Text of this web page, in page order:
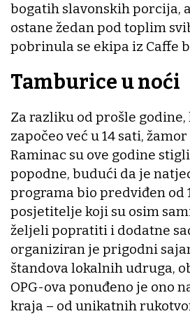
bogatih slavonskih porcija,
ostane žedan pod toplim
pobrinula se ekipa iz Caffe
Tamburice u noći
Za razliku od prošle
započeo već u 14 sati,
Raminac su ove godine
popodne, budući da je
programa bio predviđen od
posjetitelje koji su osim
željeli popratiti i dodatne
organiziran je prigodni
štandova lokalnih udruga,
OPG-ova ponuđeno je ono
kraja – od unikatnih